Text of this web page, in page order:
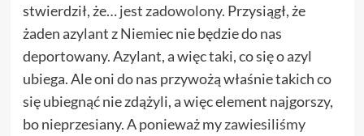
stwierdził, że…jest zadowolony. Przysiągł, że
żaden azylant z Niemiec nie będzie do nas
deportowany. Azylant, a więc taki, co się o azyl
ubiega. Ale oni do nas przywożą właśnie takich co
się ubiegnąć nie zdążyli, a więc element najgorszy,
bo nieprzesiany. A ponieważ myzawiesiliśmy